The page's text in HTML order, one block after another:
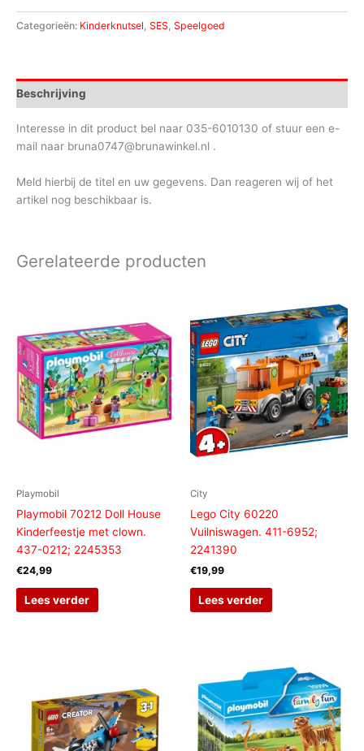
Categorieën: Kinderknutsel SES Speelgoed
Beschrijving
Interesse in dit product bel naar 035-6010130 of stuur een e-
mail naar bruna0747@brunawinkel.nl .
Meld hierbij de titel en uw gegevens. Dan reageren wij of het
artikel nog beschikbaar is.
Gerelateerde producten
Playmobil
Playmobil 70212 Doll House
Kinderfeestje met clown.
437-0212; 2245353
€24,99
Lees verder
City
Lego City 60220
Vuilniswagen. 411-6952;
2241390
€19,99
Lees verder